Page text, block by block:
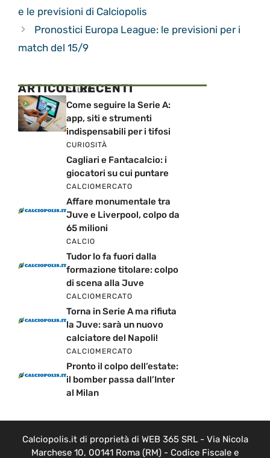
e le previsioni di Calciopolis
Pronostici Europa League: le previsioni per i
match del 15/9
ARTICOLI RECENTI
CALCIO
Come seguire la Serie A:
app, siti e strumenti
indispensabili per i tifosi
CURIOSITÀ
Cagliari e Fantacalcio: i
giocatori su cui puntare
CALCIOMERCATO
Affare monumentale tra
Juve e Liverpool, colpo da
65 milioni
CALCIO
Tudor lo fa fuori dalla
formazione titolare: colpo
di scena alla Juve
CALCIOMERCATO
Torna in Serie A ma rifiuta
la Juve: sarà un nuovo
calciatore del Napoli!
CALCIOMERCATO
Pronto il colpo dell’estate:
il bomber passa dall’Inter
al Milan
Calciopolis.it di proprietà di WEB 365 SRL - Via Nicola
Marchese 10, 00141 Roma (RM) - Codice Fiscale e